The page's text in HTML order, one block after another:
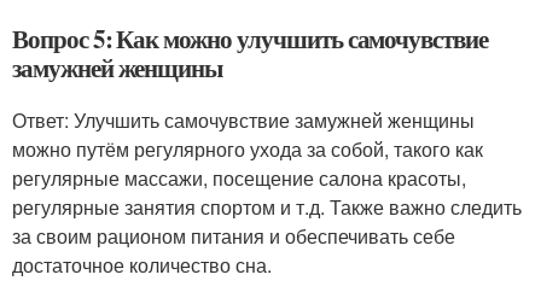
Вопрос 5: Как можно улучшить самочувствие
замужней женщины
Ответ: Улучшить самочувствие замужней женщины
можно путём регулярного ухода за собой, такого как
регулярные массажи, посещение салона красоты,
регулярные занятия спортом и т.д. Также важно следить
за своим рационом питания и обеспечивать себе
достаточное количество сна.